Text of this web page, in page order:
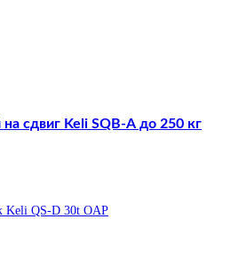
сдвиг Keli SQB-А до 250 кг